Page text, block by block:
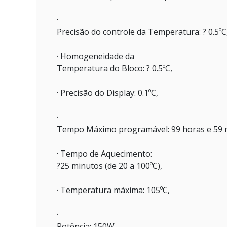
·
Precisão do controle da Temperatura: ?
· Homogeneidade da
Temperatura do Bloco: ? 0.5ºC,
· Precisão do Display: 0.1ºC,
·
Tempo Máximo programável: 99 horas e 59
· Tempo de Aquecimento:
?25 minutos (de 20 a 100ºC),
· Temperatura máxima: 105ºC,
·